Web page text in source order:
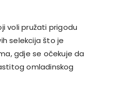
voli pružati prigodu
selekcija što je
gdje se očekuje da
omladinskog